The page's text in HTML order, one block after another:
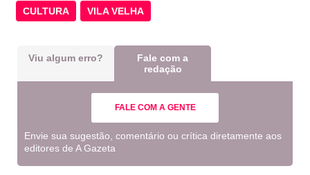
CULTURA VILA VELHA
Viu algum erro?
Fale com a
redação
FALE COM A GENTE
Envie sua sugestão, comentário ou crítica diretamente aos
editores de A Gazeta